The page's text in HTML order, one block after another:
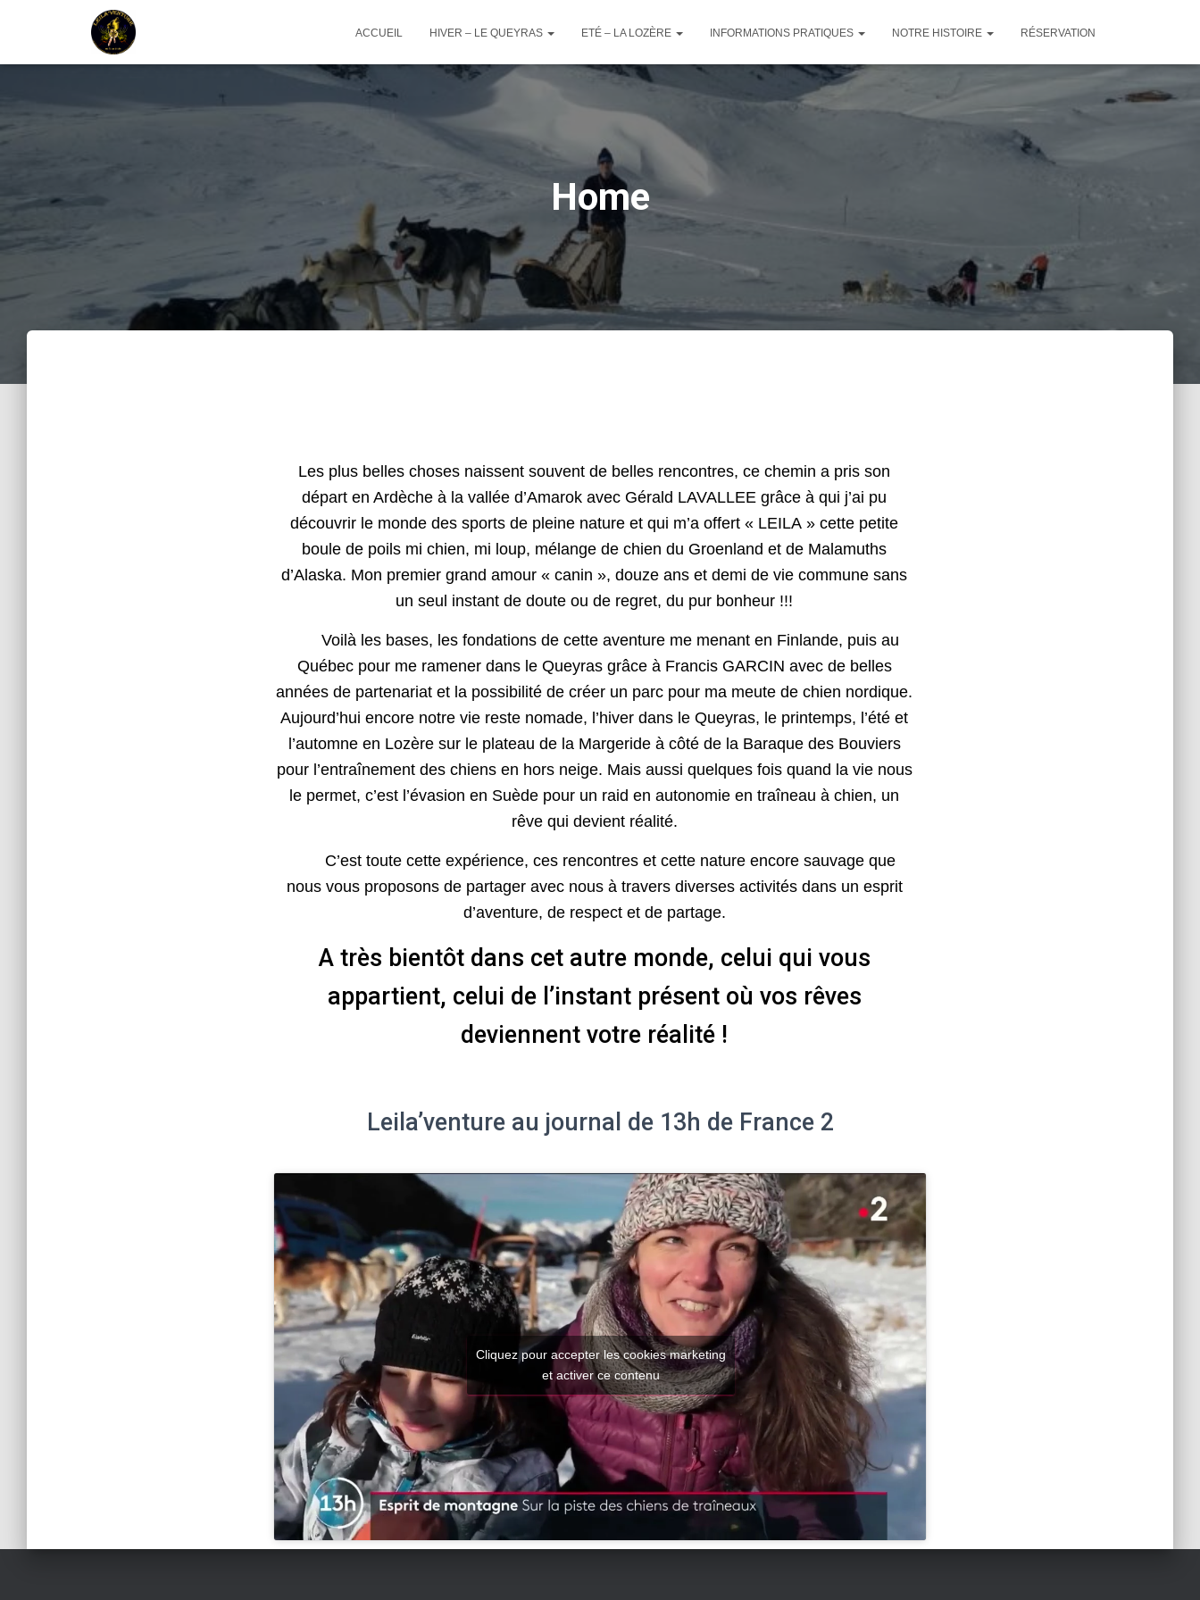
ACCUEIL HIVER – LE QUEYRAS ETÉ – LA LOZÈRE INFORMATIONS PRATIQUES NOTRE HISTOIRE RÉSERVATION
Home
Les plus belles choses naissent souvent de belles rencontres, ce chemin a pris son
départ en Ardèche à la vallée d’Amarok avec Gérald LAVALLEE grâce à qui j’ai pu
découvrir le monde des sports de pleine nature et qui m’a offert « LEILA » cette petite
boule de poils mi chien, mi loup, mélange de chien du Groenland et de Malamuths
d’Alaska. Mon premier grand amour « canin », douze ans et demi de vie commune sans
un seul instant de doute ou de regret, du pur bonheur !!!
Voilà les bases, les fondations de cette aventure me menant en Finlande, puis au
Québec pour me ramener dans le Queyras grâce à Francis GARCIN avec de belles
années de partenariat et la possibilité de créer un parc pour ma meute de chien nordique.
Aujourd’hui encore notre vie reste nomade, l’hiver dans le Queyras, le printemps, l’été et
l’automne en Lozère sur le plateau de la Margeride à côté de la Baraque des Bouviers
pour l’entraînement des chiens en hors neige. Mais aussi quelques fois quand la vie nous
le permet, c’est l’évasion en Suède pour un raid en autonomie en traîneau à chien, un
rêve qui devient réalité.
C’est toute cette expérience, ces rencontres et cette nature encore sauvage que
nous vous proposons de partager avec nous à travers diverses activités dans un esprit
d’aventure, de respect et de partage.
A très bientôt dans cet autre monde, celui qui vous
appartient, celui de l’instant présent où vos rêves
deviennent votre réalité !
Leila’venture au journal de 13h de France 2
Cliquez pour accepter les cookies marketing
et activer ce contenu